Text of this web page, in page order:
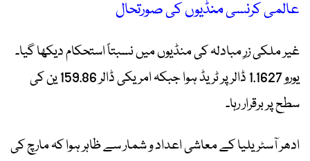
عالمی کرنسی منڈیوں کی صورتحال
غیر ملکی زرِ مبادلہ کی منڈیوں میں نسبتاً استحکام دیکھا گیا۔
یورو 1.1627 ڈالر پر ٹریڈ ہوا جبکہ امریکی ڈالر 159.86 ین کی
سطح پر برقرار رہا۔
ادھر آسٹریلیا کے معاشی اعداد و شمار سے ظاہر ہوا کہ مارچ کی